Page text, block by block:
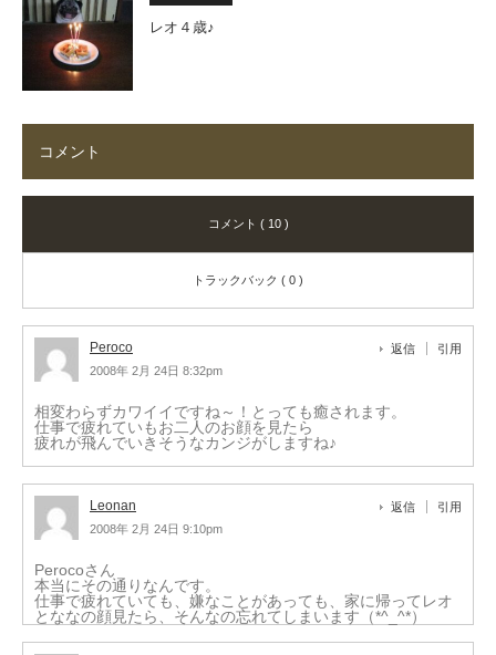
レオ４歳♪
コメント
コメント ( 10 )
トラックバック ( 0 )
Peroco
2008年 2月 24日 8:32pm
返信 引用
相変わらずカワイイですね～！とっても癒されます。
仕事で疲れていもお二人のお顔を見たら
疲れが飛んでいきそうなカンジがしますね♪
Leonan
2008年 2月 24日 9:10pm
返信 引用
Perocoさん
本当にその通りなんです。
仕事で疲れていても、嫌なことがあっても、家に帰ってレオ
とななの顔見たら、そんなの忘れてしまいます（*^_^*）